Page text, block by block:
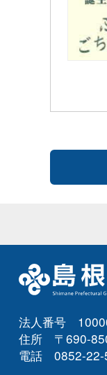
法人番号
住所 〒690-
電話 0852-22-